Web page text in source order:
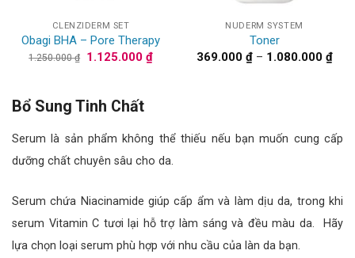
CLENZIDERM SET
Obagi BHA – Pore Therapy
1.250.000₫ Giá
1.125.000 ₫Giá
hiện
NUDERM SYSTEM
Toner
369.000 ₫ – 1.080.000 ₫
giá:
Bổ Sung Tinh Chất
Serum là sản phẩm không thể thiếu nếu bạn muốn cung cấp
dưỡng chất chuyên sâu cho da.
Serum chứa Niacinamide giúp cấp ẩm và làm dịu da, trong khi
serum Vitamin C tươi lại hỗ trợ làm sáng và đều màu da.
Hãy
lựa chọn loại serum phù hợp với nhu cầu của làn da bạn.